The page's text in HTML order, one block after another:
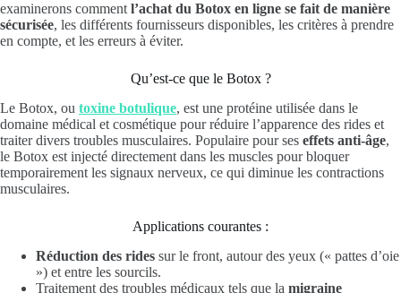
examinerons comment l’achat du Botox en ligne se fait de manière
sécurisée, les différents fournisseurs disponibles, les critères à prendre
en compte, et les erreurs à éviter.
Qu’est-ce que le Botox ?
Le Botox, ou toxine botulique, est une protéine utilisée dans le
domaine médical et cosmétique pour réduire l’apparence des rides et
traiter divers troubles musculaires. Populaire pour ses effets anti-âge,
le Botox est injecté directement dans les muscles pour bloquer
temporairement les signaux nerveux, ce qui diminue les contractions
musculaires.
Applications courantes :
Réduction des rides sur le front, autour des yeux (« pattes d’oie
») et entre les sourcils.
Traitement des troubles médicaux tels que la migraine